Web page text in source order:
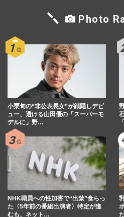
Photo
小栗旬の“非公表長女”が顔隠しデビ
ュー、透ける山田優の「スーパーモ
デルに」野…
NHK職員への性加害で“出禁”食らっ
た〈5年前の番組出演者〉特定が進
むも、ネット…